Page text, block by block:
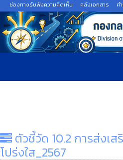
ช่องทางรับฟังความคิดเห็น คลังเอกสาร ค
ตัวชี้วัด 10.2 การส่งเ
โปร่งใส_2567